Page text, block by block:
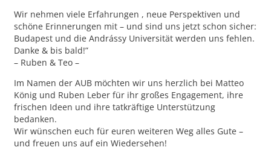
Wir nehmen viele Erfahrungen , neue Perspektiven und
schöne Erinnerungen mit – und sind uns jetzt schon sicher:
Budapest und die Andrássy Universität werden uns fehlen.
Danke & bis bald!”
– Ruben & Teo –
Im Namen der AUB möchten wir uns herzlich bei Matteo
König und Ruben Leber für ihr großes Engagement, ihre
frischen Ideen und ihre tatkräftige Unterstützung
bedanken.
Wir wünschen euch für euren weiteren Weg alles Gute –
und freuen uns auf ein Wiedersehen!